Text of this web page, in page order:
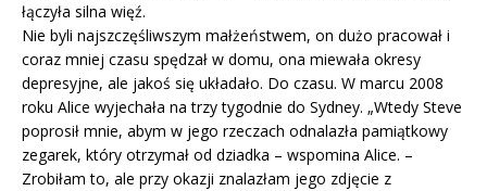
łączyła silna więź.
Nie byli najszczęśliwszym małżeństwem, on dużo pracował i
coraz mniej czasu spędzał w domu, ona miewała okresy
depresyjne, ale jakoś się układało. Do czasu. W marcu 2008
roku Alice wyjechała na trzy tygodnie do Sydney. „Wtedy Steve
poprosił mnie, abym w jego rzeczach odnalazła pamiątkowy
zegarek, który otrzymał od dziadka – wspomina Alice. –
Zrobiłam to, ale przy okazji znalazłam jego zdjęcie z